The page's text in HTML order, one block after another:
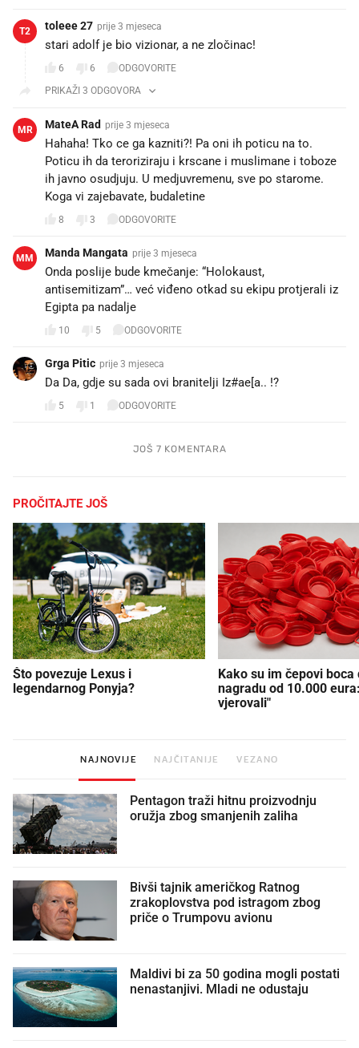
T2 toleee 27 prije 3 mjeseca
stari adolf je bio vizionar, a ne zločinac!
6 6
ODGOVORITE
PRIKAŽI 3 ODGOVORA
MR MateA Rad prije 3 mjeseca
Hahaha! Tko ce ga kazniti?! Pa oni ih poticu na to.
Poticu ih da teroriziraju i krscane i muslimane i toboze
ih javno osudjuju. U medjuvremenu, sve po starome.
Koga vi zajebavate, budaletine
8 3 ODGOVORITE
MM Manda Mangata prije 3 mjeseca
Onda poslije bude kmečanje: “Holokaust,
antisemitizam”… već viđeno otkad su ekipu protjerali iz
Egipta pa nadalje
10 5 ODGOVORITE
Grga Pitic prije 3 mjeseca
Da Da, gdje su sada ovi branitelji Iz#ae[a.. !?
5 1 ODGOVORITE
JOŠ 7 KOMENTARA
PROČITAJTE JOŠ
Što povezuje Lexus i
legendarnog Ponyja?
Kako su im čepovi boca
nagradu od 10.000
vjerovali"
NAJNOVIJE NAJČITANIJE VEZANO
Pentagon traži hitnu proizvodnju
oružja zbog smanjenih zaliha
Bivši tajnik američkog Ratnog
zrakoplovstva pod istragom zbog
priče o Trumpovu avionu
Maldivi bi za 50 godina mogli postati
nenastanjivi. Mladi ne odustaju